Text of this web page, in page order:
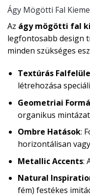
Ágy Mögötti Fal
Az ágy mögötti fal
legfontosabb design
minden szükséges
Textúrás
létrehozása
Geometriai
organikus
Ombre Hatások:
horizontálisan
Metallic Accents:
Natural
fém) festékes